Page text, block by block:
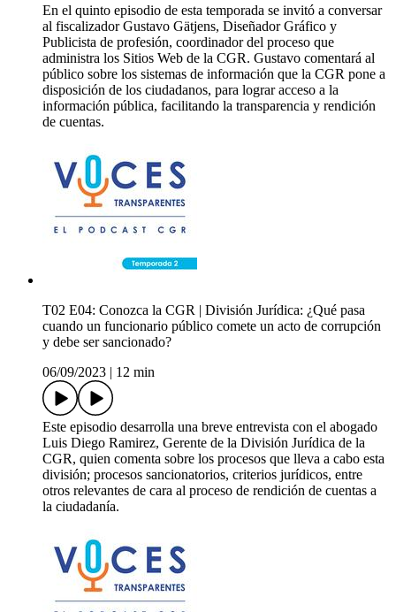
En el quinto episodio de esta temporada se invitó a conversar
al fiscalizador Gustavo Gätjens, Diseñador Gráfico y
Publicista de profesión, coordinador del proceso que
administra los Sitios Web de la CGR. Gustavo comentará al
público sobre los sistemas de información que la CGR pone a
disposición de los ciudadanos, para lograr acceso a la
información pública, facilitando la transparencia y rendición
de cuentas.
T02 E04: Conozca la CGR | División Jurídica: ¿Qué pasa
cuando un funcionario público comete un acto de corrupción
y debe ser sancionado?
06/09/2023
12 min
Este episodio desarrolla una breve entrevista con el abogado
Luis Diego Ramirez, Gerente de la División Jurídica de la
CGR, quien comenta sobre los procesos que lleva a cabo esta
división; procesos sancionatorios, criterios jurídicos, entre
otros relevantes de cara al proceso de rendición de cuentas a
la ciudadanía.